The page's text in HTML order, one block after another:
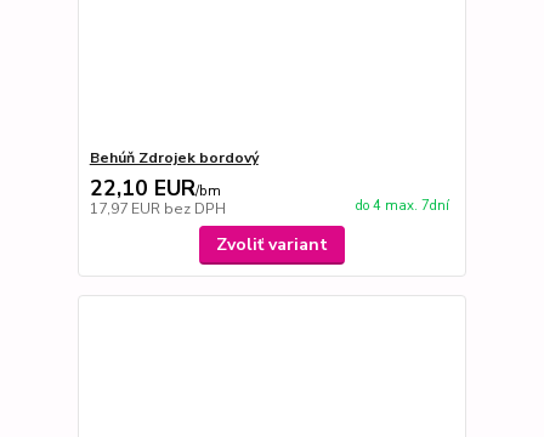
Behúň Zdrojek bordový
22,10 EUR/bm
17,97 EUR bez DPH do 4 max. 7dní
Zvoliť variant